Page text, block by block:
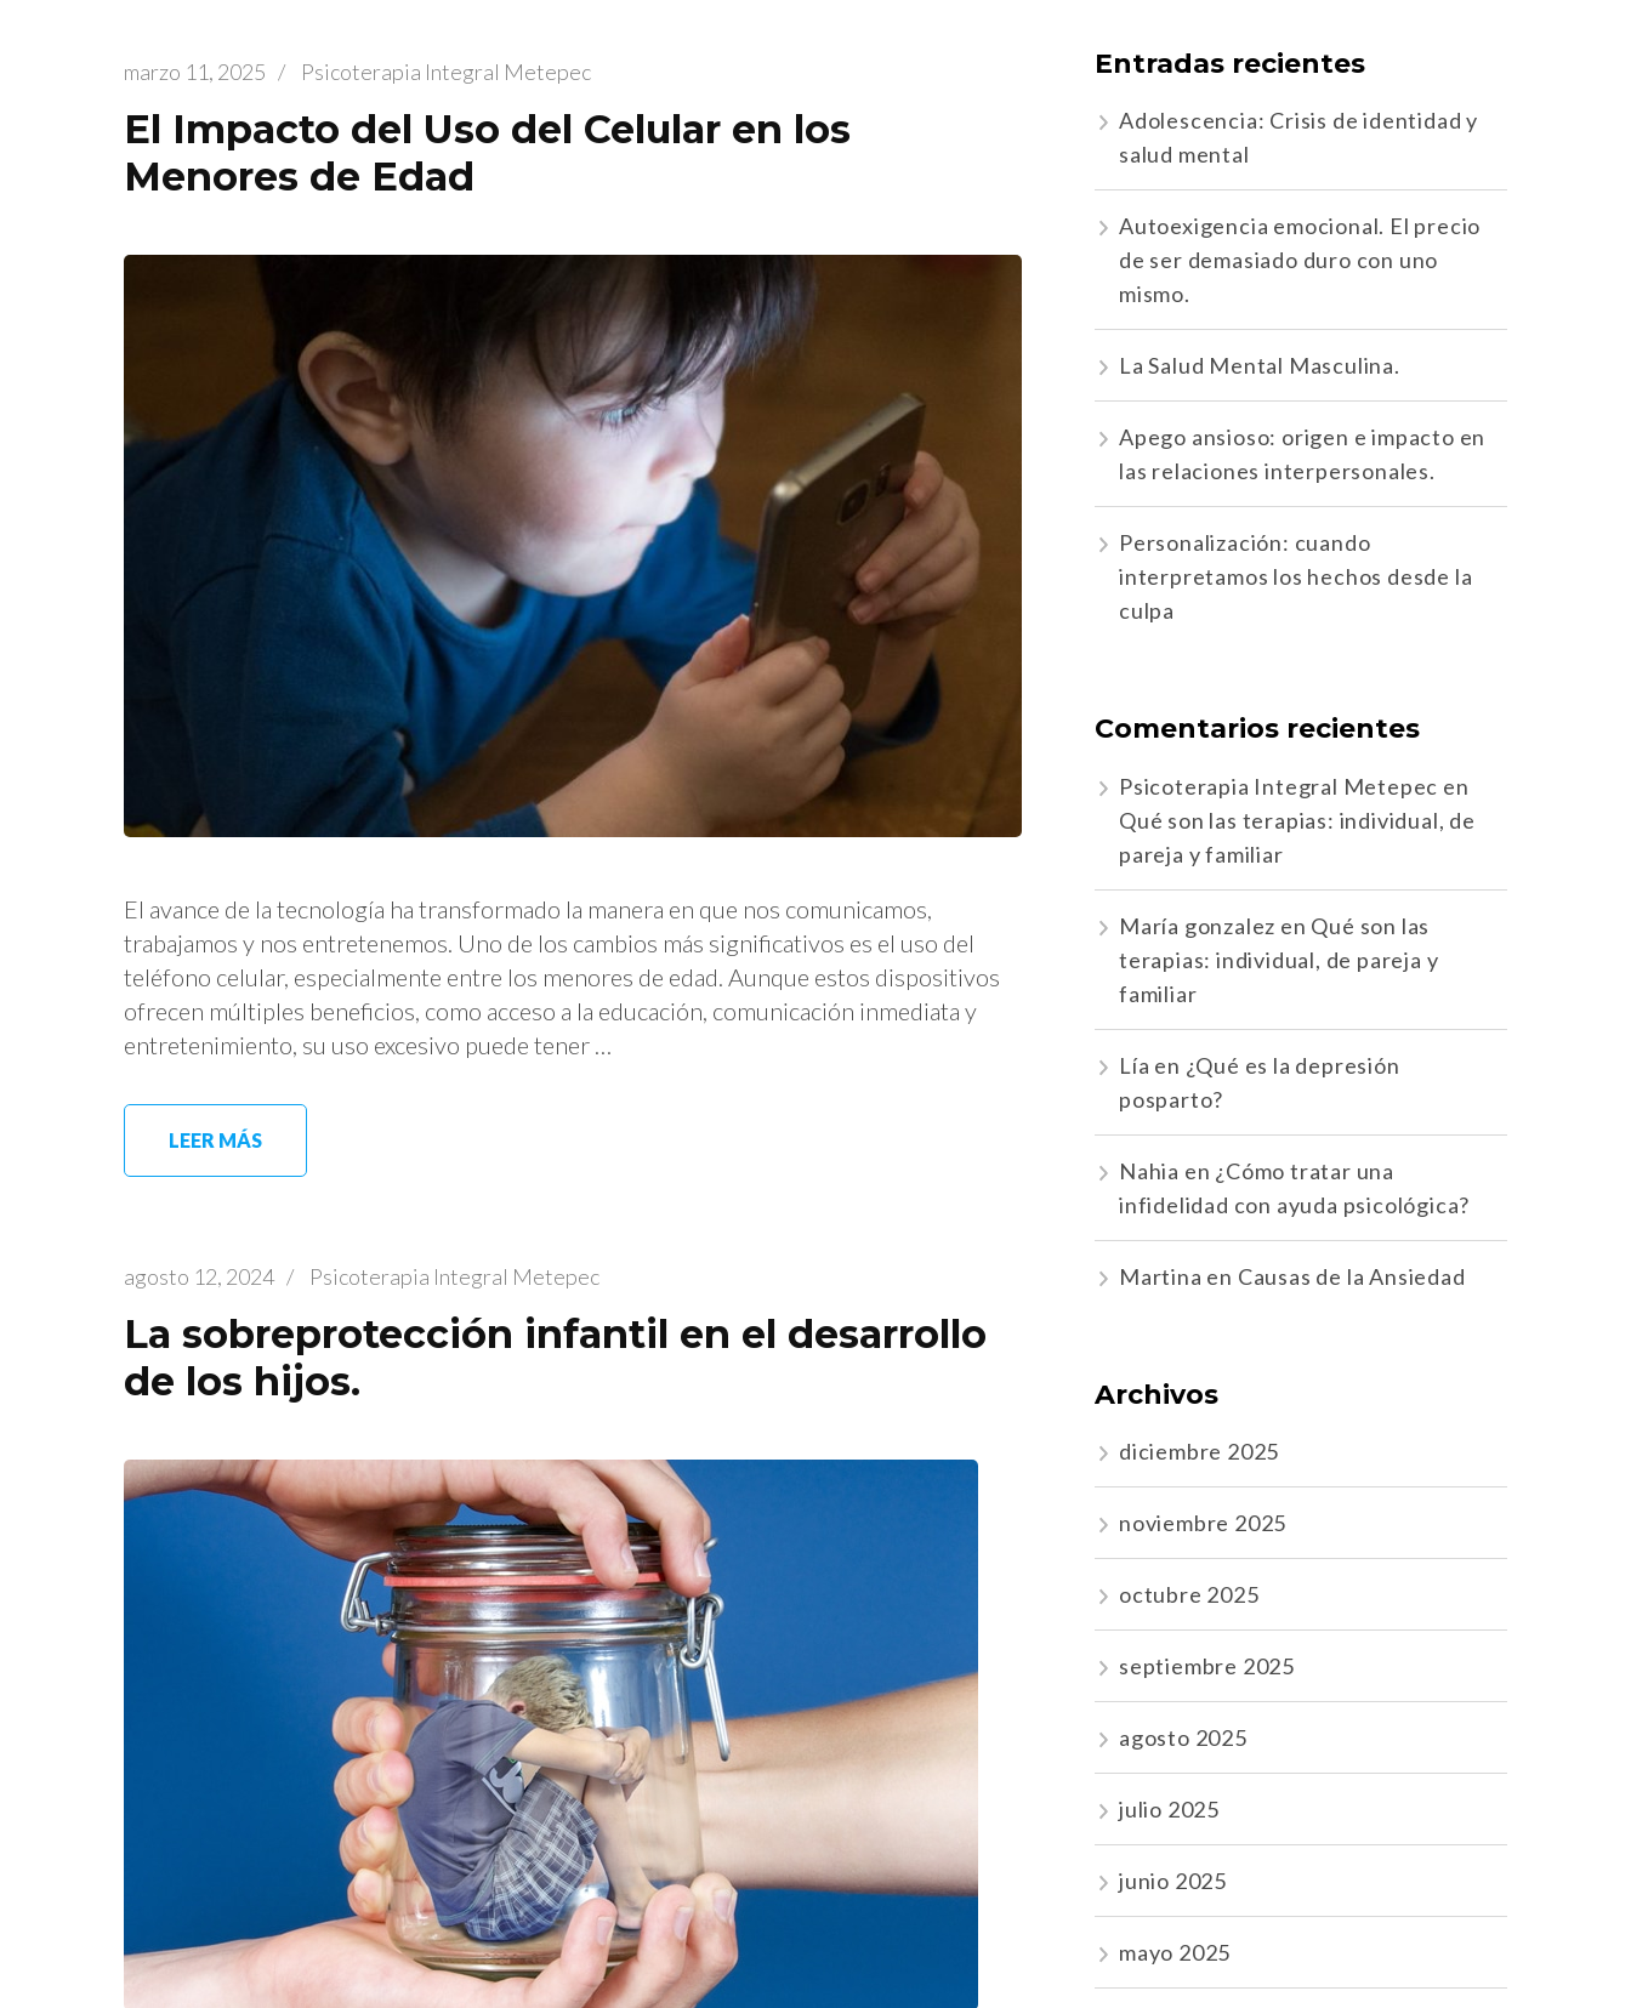
marzo 11, 2025 / Psicoterapia Integral Metepec
El Impacto del Uso del Celular en los
Menores de Edad
El avance de la tecnología ha transformado la manera en que nos comunicamos,
trabajamos y nos entretenemos. Uno de los cambios más significativos es el uso del
teléfono celular, especialmente entre los menores de edad. Aunque estos dispositivos
ofrecen múltiples beneficios, como acceso a la educación, comunicación inmediata y
entretenimiento, su uso excesivo puede tener …
LEER MÁS
agosto 12, 2024 / Psicoterapia Integral Metepec
La sobreprotección infantil en el desarrollo
de los hijos.
Entradas recientes
Adolescencia: Crisis de identidad y
salud mental
Autoexigencia emocional. El precio
de ser demasiado duro con uno
mismo.
La Salud Mental Masculina.
Apego ansioso: origen e impacto en
las relaciones interpersonales.
Personalización: cuando
interpretamos los hechos desde la
culpa
Comentarios recientes
Psicoterapia Integral Metepec en
Qué son las terapias: individual, de
pareja y familiar
María gonzalez en Qué son las
terapias: individual, de pareja y
familiar
Lía en ¿Qué es la depresión
posparto?
Nahia en ¿Cómo tratar una
infidelidad con ayuda psicológica?
Martina en Causas de la Ansiedad
Archivos
diciembre 2025
noviembre 2025
octubre 2025
septiembre 2025
agosto 2025
julio 2025
junio 2025
mayo 2025